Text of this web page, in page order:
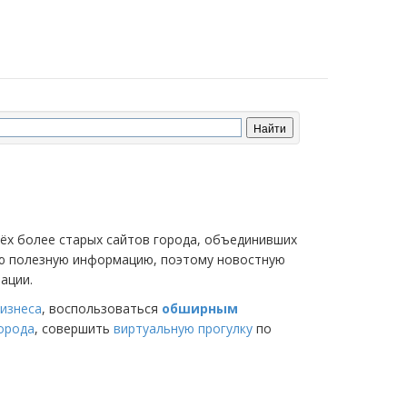
более старых сайтов города, объединивших
полезную информацию, поэтому новостную
, воспользоваться обширным
, совершить виртуальную прогулку по